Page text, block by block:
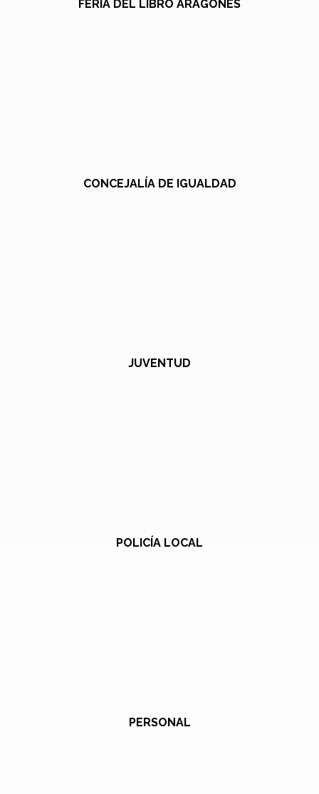
FERIA DEL LIBRO ARAGONÉS
CONCEJALÍA DE IGUALDAD
JUVENTUD
POLICÍA LOCAL
PERSONAL